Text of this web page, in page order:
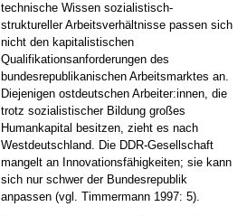
technische Wissen sozialistisch-
struktureller Arbeitsverhältnisse passen sich
nicht den kapitalistischen
Qualifikationsanforderungen des
bundesrepublikanischen Arbeitsmarktes an.
Diejenigen ostdeutschen Arbeiter:innen, die
trotz sozialistischer Bildung großes
Humankapital besitzen, zieht es nach
Westdeutschland. Die DDR-Gesellschaft
mangelt an Innovationsfähigkeiten; sie kann
sich nur schwer der Bundesrepublik
anpassen (vgl. Timmermann 1997: 5).